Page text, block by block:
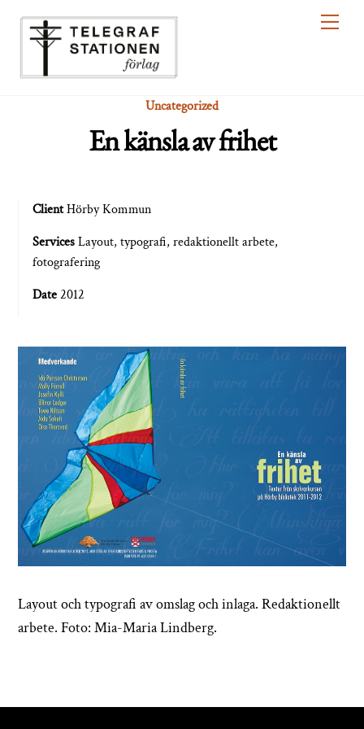
Uncategorized
En känsla av frihet
ClientHörby Kommun
ServicesLayout, typografi, redaktionellt arbete,
fotografering
Date2012
Layout och typografi av omslag och inlaga. Redaktionellt
arbete. Foto: Mia-Maria Lindberg.